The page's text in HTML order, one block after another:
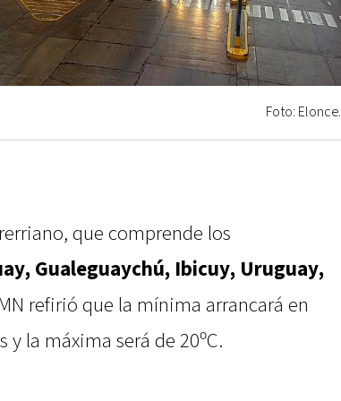
Foto: Elonce.
que comprende los
Gualeguaychú, Ibicuy, Uruguay,
refirió que la mínima arrancará en
la máxima será de 20ºC.